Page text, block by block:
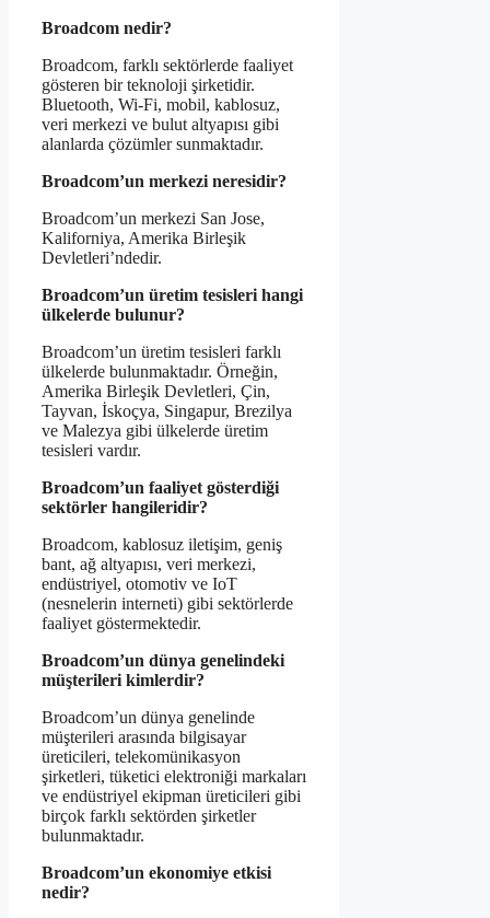
Broadcom nedir?
Broadcom, farklı sektörlerde faaliyet
gösteren bir teknoloji şirketidir.
Bluetooth, Wi-Fi, mobil, kablosuz,
veri merkezi ve bulut altyapısı gibi
alanlarda çözümler sunmaktadır.
Broadcom’un merkezi neresidir?
Broadcom’un merkezi San Jose,
Kaliforniya, Amerika Birleşik
Devletleri’ndedir.
Broadcom’un üretim tesisleri hangi
ülkelerde bulunur?
Broadcom’un üretim tesisleri farklı
ülkelerde bulunmaktadır. Örneğin,
Amerika Birleşik Devletleri, Çin,
Tayvan, İskoçya, Singapur, Brezilya
ve Malezya gibi ülkelerde üretim
tesisleri vardır.
Broadcom’un faaliyet gösterdiği
sektörler hangileridir?
Broadcom, kablosuz iletişim, geniş
bant, ağ altyapısı, veri merkezi,
endüstriyel, otomotiv ve IoT
(nesnelerin interneti) gibi sektörlerde
faaliyet göstermektedir.
Broadcom’un dünya genelindeki
müşterileri kimlerdir?
Broadcom’un dünya genelinde
müşterileri arasında bilgisayar
üreticileri, telekomünikasyon
şirketleri, tüketici elektroniği markaları
ve endüstriyel ekipman üreticileri gibi
birçok farklı sektörden şirketler
bulunmaktadır.
Broadcom’un ekonomiye etkisi
nedir?